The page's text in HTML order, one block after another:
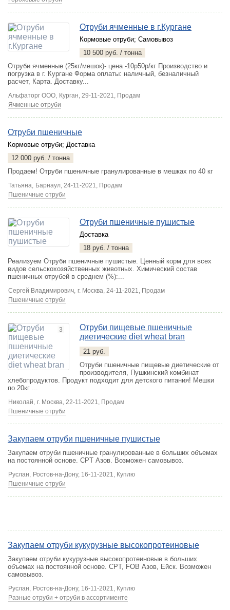
Отруби ячменные в г.Кургане
Кормовые отруби; Самовывоз
10 500 руб. / тонна
Отруби ячменные (25кг/мешок)- цена -10р50р/кг Производство и
погрузка в г. Кургане Форма оплаты: наличный, безналичный
расчет, Карта. Доставку...
Альфаторг ООО, Курган, 29-11-2021, Продам
Ячменные отруби
Отруби пшеничные
Кормовые отруби; Доставка
12 000 руб. / тонна
Продаем! Отруби пшеничные гранулированные в мешках по 40 кг
Татьяна, Барнаул, 24-11-2021, Продам
Пшеничные отруби
Отруби пшеничные пушистые
Доставка
18 руб. / тонна
Реализуем Отруби пшеничные пушистые. Ценный корм для всех
видов сельскохозяйственных животных. Химический состав
пшеничных отрубей в среднем (%):...
Сергей Владимирович, г. Москва, 24-11-2021, Продам
Пшеничные отруби
3
Отруби пищевые пшеничные
диетические diet wheat bran
21 руб.
Отруби пшеничные пищевые диетические от
производителя, Пушкинский комбинат
хлебопродуктов. Продукт подходит для детского питания! Мешки
по 20кг ...
Николай, г. Москва, 22-11-2021, Продам
Пшеничные отруби
Закупаем отруби пшеничные пушистые
Закупаем отруби пшеничные гранулированные в больших объемах
на постоянной основе. CPT Азов. Возможен самовывоз.
Руслан, Ростов-на-Дону, 16-11-2021, Куплю
Пшеничные отруби
Закупаем отруби кукурузные высокопротеиновые
Закупаем отруби кукурузные высокопротеиновые в больших
объемах на постоянной основе. CPT, FOB Азов, Ейск. Возможен
самовывоз.
Руслан, Ростов-на-Дону, 16-11-2021, Куплю
Разные отруби + отруби в ассортименте